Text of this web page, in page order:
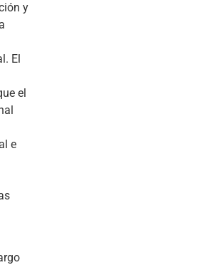
y
El
el
e